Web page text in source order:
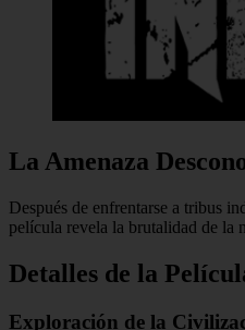
La Amenaza
Después de enfrentarse a tribus
película revela la brutalidad de la
Detalles de la
Exploración de la